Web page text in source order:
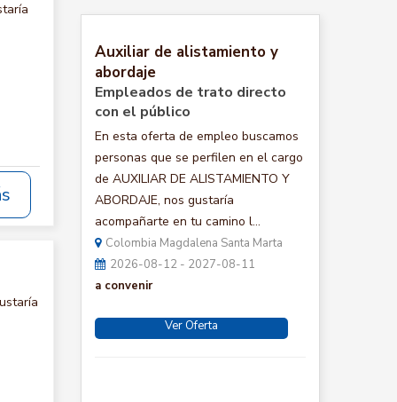
Auxiliar de alistamiento y
abordaje
Empleados de trato directo
con el público
En esta oferta de empleo buscamos
personas que se perfilen en el cargo
de AUXILIAR DE ALISTAMIENTO Y
ABORDAJE, nos gustaría
acompañarte en tu camino l...
Colombia Magdalena Santa Marta
2026-08-12 - 2027-08-11
a convenir
Ver Oferta